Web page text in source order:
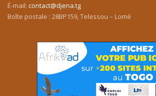
É-mail: contact@djena.tg
Boîte postale : 28BP159, Telessou – Lomé